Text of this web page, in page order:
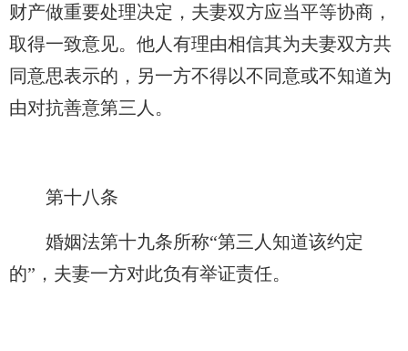
财产做重要处理决定，夫妻双方应当平等协商，
取得一致意见。他人有理由相信其为夫妻双方共
同意思表示的，另一方不得以不同意或不知道为
由对抗善意第三人。
第十八条
婚姻法第十九条所称“第三人知道该约定
的”，夫妻一方对此负有举证责任。